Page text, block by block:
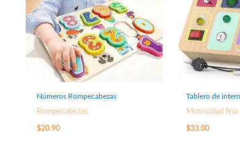
Números Rompecabezas
Rompecabezas
$20.90
Tablero de
Motricidad fina
$33.00